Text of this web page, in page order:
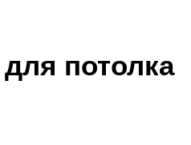
потолка